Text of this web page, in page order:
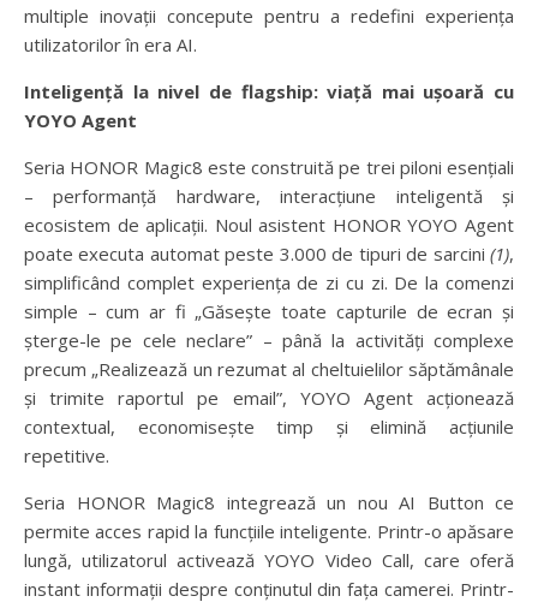
multiple inovații concepute pentru a redefini experiența
utilizatorilor în era AI.
Inteligență la nivel de flagship: viață mai ușoară cu
YOYO Agent
Seria HONOR Magic8 este construită pe trei piloni esențiali
– performanță hardware, interacțiune inteligentă și
ecosistem de aplicații. Noul asistent HONOR YOYO Agent
poate executa automat peste 3.000 de tipuri de sarcini (1),
simplificând complet experiența de zi cu zi. De la comenzi
simple – cum ar fi „Găsește toate capturile de ecran și
șterge-le pe cele neclare” – până la activități complexe
precum „Realizează un rezumat al cheltuielilor săptămânale
și trimite raportul pe email”, YOYO Agent acționează
contextual, economisește timp și elimină acțiunile
repetitive.
Seria HONOR Magic8 integrează un nou AI Button ce
permite acces rapid la funcțiile inteligente. Printr-o apăsare
lungă, utilizatorul activează YOYO Video Call, care oferă
instant informații despre conținutul din fața camerei. Printr-